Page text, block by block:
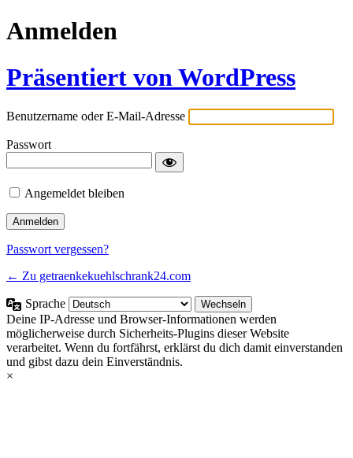
Anmelden
Präsentiert von WordPress
Benutzername oder E-Mail-Adresse
Passwort
Angemeldet bleiben
Passwort vergessen?
← Zu getraenkekuehlschrank24.com
Sprache
Deine IP-Adresse und Browser-Informationen werden
möglicherweise durch Sicherheits-Plugins dieser Website
verarbeitet. Wenn du fortfährst, erklärst du dich damit einverstanden
und gibst dazu dein Einverständnis.
×